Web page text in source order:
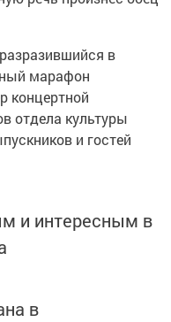
в
марафон
концертной
отдела культуры
и гостей
и интересным в
в